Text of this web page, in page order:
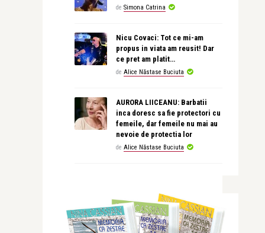
de Simona Catrina
Nicu Covaci: Tot ce mi-am
propus in viata am reusit! Dar
ce pret am platit…
de Alice Năstase Buciuta
AURORA LIICEANU: Barbatii
inca doresc sa fie protectori cu
femeile, dar femeile nu mai au
nevoie de protectia lor
de Alice Năstase Buciuta